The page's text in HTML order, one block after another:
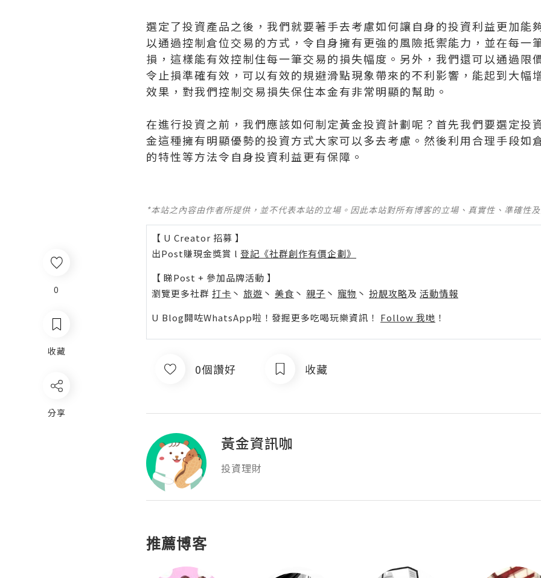
0
收藏
分享
選定了投資產品之後，我們就要著手去考慮如何讓自身的投資利益更加能
以通過控制倉位交易的方式，令自身擁有更強的風險抵禦能力，並在每一
損，這樣能有效控制住每一筆交易的損失幅度。另外，我們還可以通過限
令止損準確有效，可以有效的規避滑點現象帶來的不利影響，能起到大幅
效果，對我們控制交易損失保住本金有非常明顯的幫助。
在進行投資之前，我們應該如何制定黃金投資計劃呢？首先我們要選定投
金這種擁有明顯優勢的投資方式大家可以多去考慮。然後利用合理手段如
的特性等方法令自身投資利益更有保障。
*本站之內容由作者所提供，並不代表本站的立場。因此本站對所有博客的立場、真實性、準確性
【 U Creator 招募 】
出Post賺現金獎賞 l 登記《社群創作有價企劃》
【 睇Post + 參加品牌活動 】
瀏覽更多社群 打卡 丶 旅遊 丶 美食 丶 親子 丶 寵物 丶 扮靚攻略及 活動情報
U Blog開咗WhatsApp啦！發掘更多吃喝玩樂資訊！ Follow 我哋 ！
0個讚好 收藏
黃金資訊咖
投資理財
推薦博客